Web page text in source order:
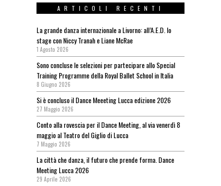
ARTICOLI RECENTI
La grande danza internazionale a Livorno: all’A.E.D. lo
stage con Niccy Tranah e Liane McRae
1 Agosto 2026
Sono concluse le selezioni per partecipare allo Special
Training Programme della Royal Ballet School in Italia
8 Giugno 2026
Si è concluso il Dance Meeeting Lucca edizione 2026
27 Maggio 2026
Conto alla rovescia per il Dance Meeting, al via venerdì 8
maggio al Teatro del Giglio di Lucca
7 Maggio 2026
La città che danza, il futuro che prende forma. Dance
Meeting Lucca 2026
29 Aprile 2026